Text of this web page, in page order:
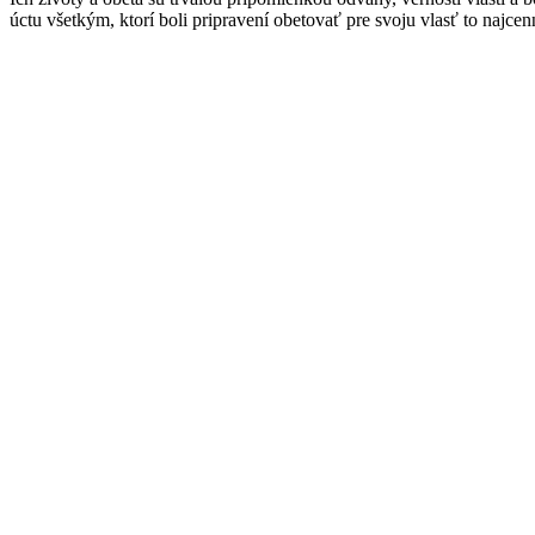
úctu všetkým, ktorí boli pripravení obetovať pre svoju vlasť to